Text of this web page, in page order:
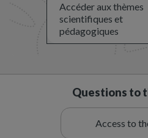
Accéder aux thèmes
scientifiques et
pédagogiques
Questions to
Access to